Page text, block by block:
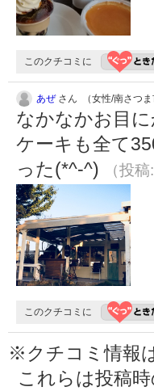
このクチコミに
あぜさん （女性/南さつま
なかなかお目
ケーキも全て
った(*^-^)
（投
このクチコミに
※クチコミ情報
これらは投稿